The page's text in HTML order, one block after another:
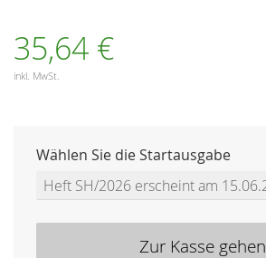
35,64 €
inkl. MwSt.
Wählen Sie die Startausgabe
Zur Kasse gehen